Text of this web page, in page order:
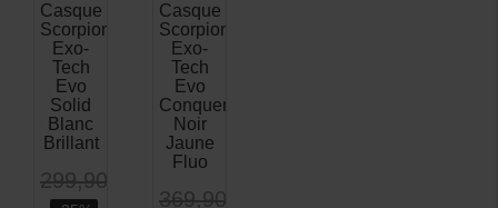
Casque
Scorpion
Exo-
Tech
Evo
Solid
Blanc
Brillant
299,90 €
Casque
Scorpion
Exo-
Tech
Evo
Conquer
Noir
Jaune
Fluo
369,90 €